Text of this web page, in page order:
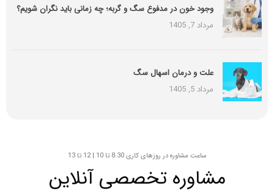
وجود خون در مدفوع سگ و گربه؛ چه زمانی باید نگران شویم؟
مرداد 7, 1405
علت و درمان اسهال سگ
مرداد 5, 1405
ساعت مشاوره در روزهای کاری 8:30 تا 10 | 12 تا 13
مشاوره تخصصی آنلاین